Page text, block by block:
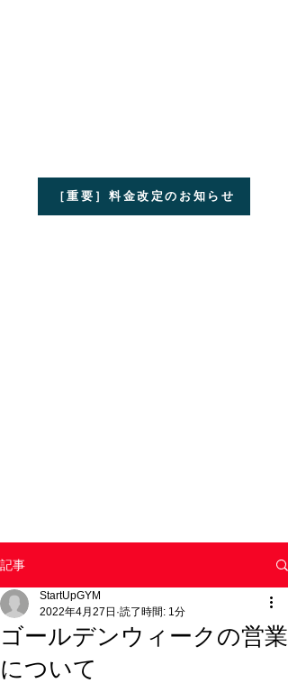
［重要］料金改定のお知らせ
記事
ゴールデンウィークの営業
について
StartUpGYM
2022年4月27日 読了時間: 1分